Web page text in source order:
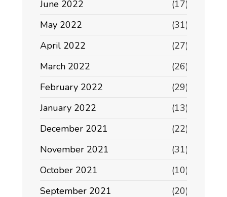
June 2022
(17)
May 2022
(31)
April 2022
(27)
March 2022
(26)
February 2022
(29)
January 2022
(13)
December 2021
(22)
November 2021
(31)
October 2021
(10)
September 2021
(20)